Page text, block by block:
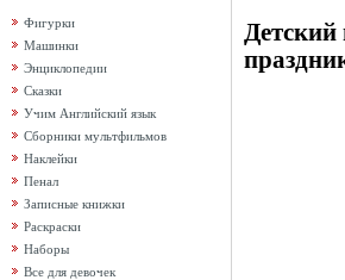
Фигурки
Машинки
Энциклопедии
Сказки
Учим Английский язык
Сборники мультфильмов
Наклейки
Пенал
Записные книжки
Раскраски
Наборы
Все для девочек